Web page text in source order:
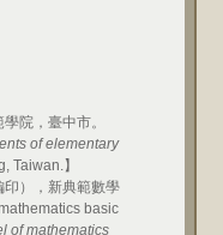
院，臺中市。
of elementary
Taiwan.】
），新典範數學
basic
ofmathematics